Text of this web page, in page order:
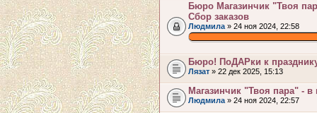
Бюро Магазинчик "Твоя
Сбор заказов
Людмила » 24 ноя 2024, 22:58
.
Бюро! ПоДАРки к
Лязат » 22 дек 2025, 15:13
Магазинчик "Твоя пара" -
Людмила » 24 ноя 2024, 22:57